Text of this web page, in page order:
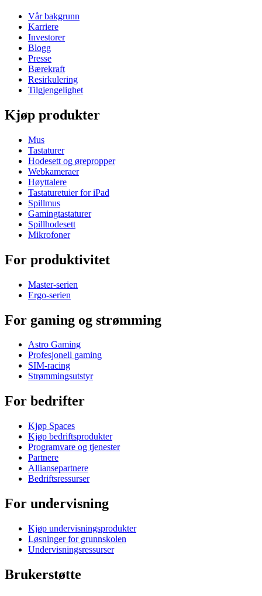
Vår bakgrunn
Karriere
Investorer
Blogg
Presse
Bærekraft
Resirkulering
Tilgjengelighet
Kjøp produkter
Mus
Tastaturer
Hodesett og ørepropper
Webkameraer
Høyttalere
Tastaturetuier for iPad
Spillmus
Gamingtastaturer
Spillhodesett
Mikrofoner
For produktivitet
Master-serien
Ergo-serien
For gaming og strømming
Astro Gaming
Profesjonell gaming
SIM-racing
Strømmingsutstyr
For bedrifter
Kjøp Spaces
Kjøp bedriftsprodukter
Programvare og tjenester
Partnere
Alliansepartnere
Bedriftsressurser
For undervisning
Kjøp undervisningsprodukter
Løsninger for grunnskolen
Undervisningsressurser
Brukerstøtte